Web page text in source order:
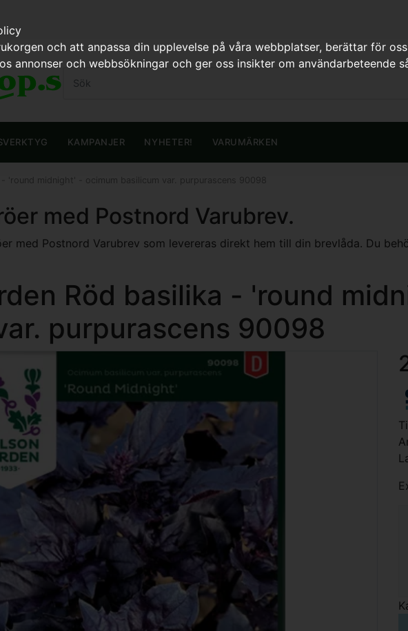
KAMPANJER NYHETER! VARUMÄRKEN
- 'round midnight' - ocimum basilicum var. purpurascens 90098
med Postnord Varubrev.
med Postnord Varubrev som levereras direkt hem till din brevlåda. Du
Röd basilika - 'round
purpurascens 90098
och att anpassa din upplevelse på våra webbplatser, berättar för
annonser och webbsökningar och ger oss insikter om användarbeteende